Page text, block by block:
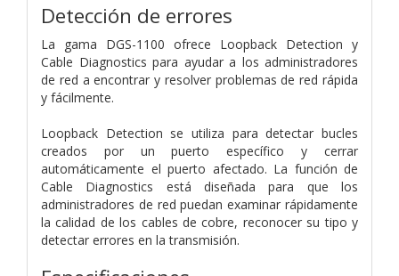
Detección de errores
La gama DGS-1100 ofrece Loopback Detection y
Cable Diagnostics para ayudar a los administradores
de red a encontrar y resolver problemas de red rápida
y fácilmente.
Loopback Detection se utiliza para detectar bucles
creados por un puerto específico y cerrar
automáticamente el puerto afectado. La función de
Cable Diagnostics está diseñada para que los
administradores de red puedan examinar rápidamente
la calidad de los cables de cobre, reconocer su tipo y
detectar errores en la transmisión.